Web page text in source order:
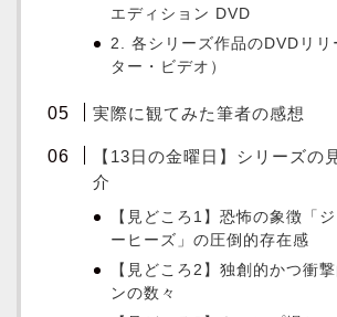
エディション DVD
2. 各シリーズ作品のDVDリリ
ター・ビデオ）
実際に観てみた筆者の感想
【13日の金曜日】シリーズの
介
【見どころ1】恐怖の象徴「
ーヒーズ」の圧倒的存在感
【見どころ2】独創的かつ衝
ンの数々